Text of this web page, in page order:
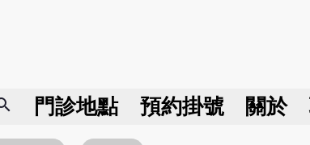
門診地點 預約掛號 關於